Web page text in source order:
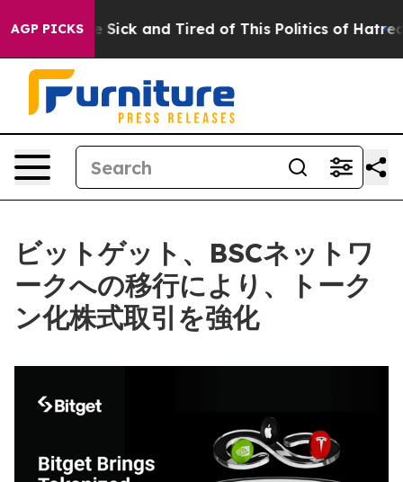
AGP PICKS
Are Sick and Tired of This Politics of Hatred”
ビットゲット、BSCネットワ
ークへの移行により、トーク
ン化株式取引を強化